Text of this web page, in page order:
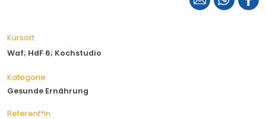
Referent*in
Kategorie
Gesunde Ernährung
Kursort
Waf; HdF 6; Kochstudio